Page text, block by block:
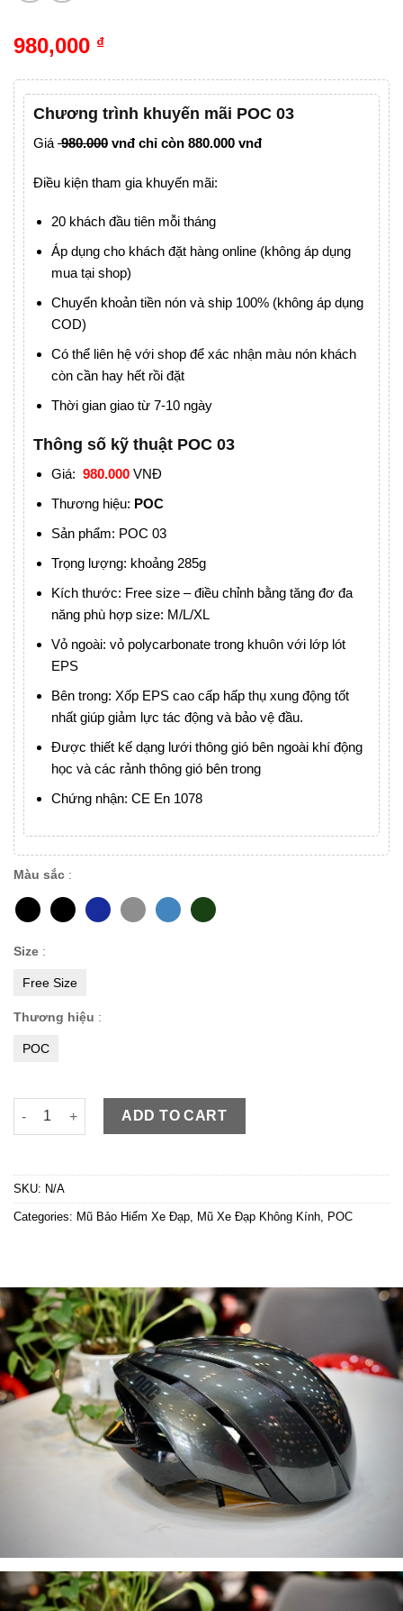
980,000 ₫
Chương trình khuyến mãi POC 03
Giá 980.000 vnđ chỉ còn 880.000 vnđ
Điều kiện tham gia khuyến mãi:
20 khách đầu tiên mỗi tháng
Áp dụng cho khách đặt hàng online (không áp dụng
mua tại shop)
Chuyển khoản tiền nón và ship 100% (không áp dụng
COD)
Có thể liên hệ với shop để xác nhận màu nón khách
còn cần hay hết rồi đặt
Thời gian giao từ 7-10 ngày
Thông số kỹ thuật POC 03
Giá: 980.000VNĐ
Thương hiệu: POC
Sản phẩm: POC 03
Trọng lượng: khoảng 285g
Kích thước: Free size – điều chỉnh bằng tăng đơ đa
năng phù hợp size: M/L/XL
Vỏ ngoài: vỏ polycarbonate trong khuôn với lớp lót
EPS
Bên trong: Xốp EPS cao cấp hấp thụ xung động tốt
nhất giúp giảm lực tác động và bảo vệ đầu.
Được thiết kế dạng lưới thông gió bên ngoài khí động
học và các rảnh thông gió bên trong
Chứng nhận: CE En 1078
Màu sắc :
Size :
Free Size
Thương hiệu :
POC
POC 03 Nón Xe Đạp Road giảm giá mạnh nhất năm nay
ADD TO CART
SKU: N/A
Categories: Mũ Bảo Hiểm Xe Đạp, Mũ Xe Đạp Không Kính, POC